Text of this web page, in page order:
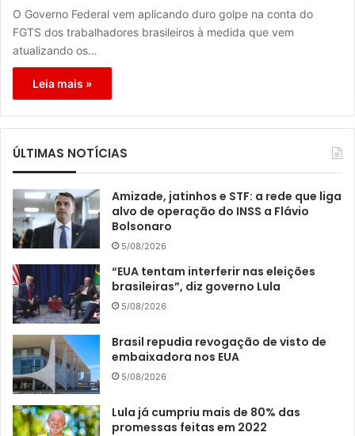
O Governo Federal vem aplicando duro golpe na conta do
FGTS dos trabalhadores brasileiros à medida que vem
atualizando os…
Leia mais »
ÚLTIMAS NOTÍCIAS
Amizade, jatinhos e STF: a rede que liga
alvo de operação do INSS a Flávio
Bolsonaro
5/08/2026
“EUA tentam interferir nas eleições
brasileiras”, diz governo Lula
5/08/2026
Brasil repudia revogação de visto de
embaixadora nos EUA
5/08/2026
Lula já cumpriu mais de 80% das
promessas feitas em 2022